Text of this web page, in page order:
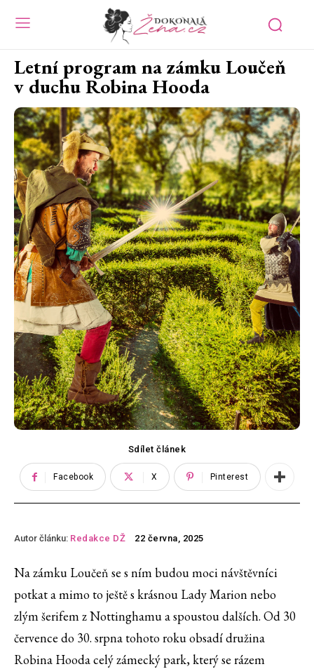
Letní program na zámku Loučeň
v duchu Robina Hooda
Sdílet článek
Facebook X Pinterest
Autor článku: Redakce DŽ 22 června, 2025
Na zámku Loučeň se s ním budou moci návštěvníci
potkat a mimo to ještě s krásnou Lady Marion nebo
zlým šerifem z Nottinghamu a spoustou dalších. Od 30
července do 30. srpna tohoto roku obsadí družina
Robina Hooda celý zámecký park, který se rázem